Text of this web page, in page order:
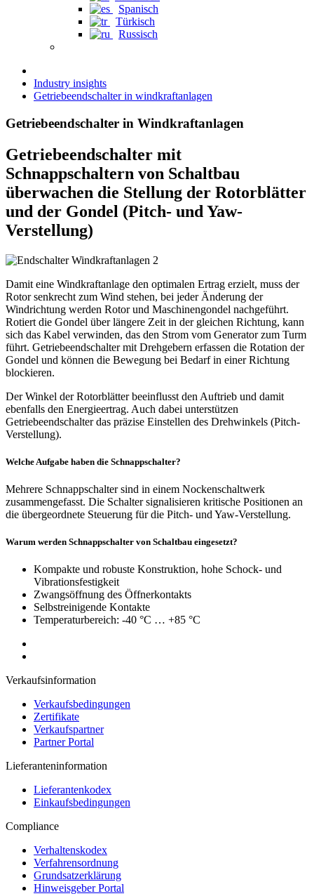
Spanisch
Türkisch
Russisch
Industry insights
Getriebeendschalter in windkraftanlagen
Getriebeendschalter in Windkraftanlagen
Getriebeendschalter mit
Schnappschaltern von Schaltbau
überwachen die Stellung der Rotorblätter
und der Gondel (Pitch- und Yaw-
Verstellung)
Damit eine Windkraftanlage den optimalen Ertrag erzielt, muss der
Rotor senkrecht zum Wind stehen, bei jeder Änderung der
Windrichtung werden Rotor und Maschinengondel nachgeführt.
Rotiert die Gondel über längere Zeit in der gleichen Richtung, kann
sich das Kabel verwinden, das den Strom vom Generator zum Turm
führt. Getriebeendschalter mit Drehgebern erfassen die Rotation der
Gondel und können die Bewegung bei Bedarf in einer Richtung
blockieren.
Der Winkel der Rotorblätter beeinflusst den Auftrieb und damit
ebenfalls den Energieertrag. Auch dabei unterstützen
Getriebeendschalter das präzise Einstellen des Drehwinkels (Pitch-
Verstellung).
Welche Aufgabe haben die Schnappschalter?
Mehrere Schnappschalter sind in einem Nockenschaltwerk
zusammengefasst. Die Schalter signalisieren kritische Positionen an
die übergeordnete Steuerung für die Pitch- und Yaw-Verstellung.
Warum werden Schnappschalter von Schaltbau eingesetzt?
Kompakte und robuste Konstruktion, hohe Schock- und
Vibrationsfestigkeit
Zwangsöffnung des Öffnerkontakts
Selbstreinigende Kontakte
Temperaturbereich: -40 °C … +85 °C
Verkaufsinformation
Verkaufsbedingungen
Zertifikate
Verkaufspartner
Partner Portal
Lieferanteninformation
Lieferantenkodex
Einkaufsbedingungen
Compliance
Verhaltenskodex
Verfahrensordnung
Grundsatzerklärung
Hinweisgeber Portal